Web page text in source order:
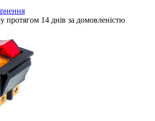
протягом 14 днів за домовленістю